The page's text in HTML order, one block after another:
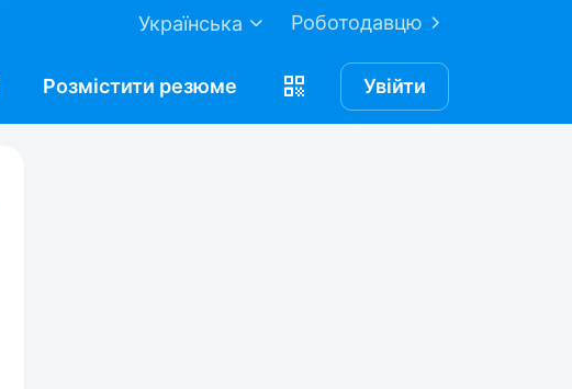
Роботодавцю
Українська
Розмістити резюме Увійти